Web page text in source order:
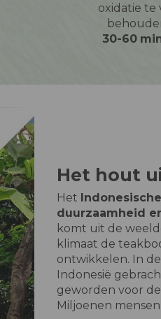
oxidatie te
30-60
Het hout
Het
duurzaamheid
komt uit de
klimaat de
ontwikkelen. In de
Indonesië
geworden voor
Miljoenen